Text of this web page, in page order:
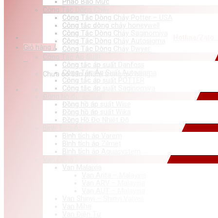
Hotline/Zalo:
Giỏ hàng /
Chưa có sản phẩm trong giỏ hàng.
Phao Báo Mức
Công Tắc Dòng Chảy
Công Tắc Dòng Chảy Potter – USA
Công tắc dòng chảy honeywell
Công Tắc Dòng Chảy Saginomiya
Công Tắc Dòng Chảy Autosigma
Công Tắc Dòng Chảy Dwyer
Công Tắc Áp Suất
Công tắc áp suất Danfoss
Công Tắc Áp Suất Autosigma
Công tắc áp suất POTTER
Công tắc áp suất Saginomiya
Đồng hồ đo áp suất
Đồng hồ áp suất Wise
Đồng hồ áp suất Wika
Đồng Hồ Đo Nhiệt Độ
Bình tích áp Varem
Bình tích áp Zilmet
Bình tích áp Aquasystem